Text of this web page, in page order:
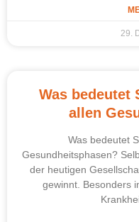
29.
Was bedeutet
allen
Was bedeutet
Gesundheitsphasen?
der heutigen
gewinnt. Besonders